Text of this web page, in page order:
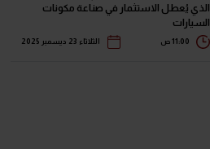
الذي يُعطل الاستثمار في صناعة مكونات
السيارات
الثلاثاء 23 ديسمبر 2025